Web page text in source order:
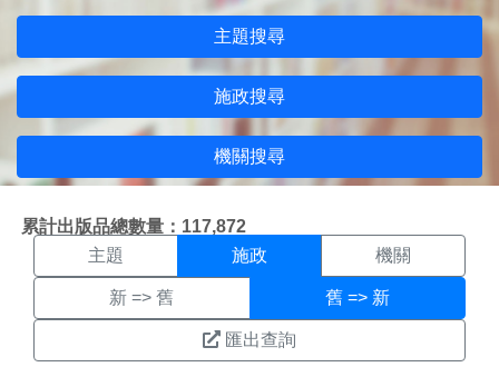
主題搜尋
施政搜尋
機關搜尋
累計出版品總數量：117,872
施政搜尋結果頁面
主題 施政 機關
新 => 舊 舊 => 新
匯出查詢